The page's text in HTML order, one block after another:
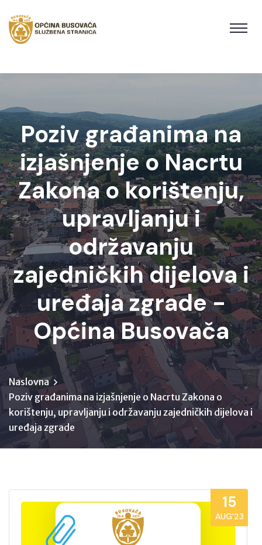
Poziv građanima na
izjašnjenje o Nacrtu
Zakona o korištenju,
upravljanju i
održavanju
zajedničkih dijelova i
uređaja zgrade -
Općina Busovača
Naslovna
Poziv građanima na izjašnjenje o Nacrtu Zakona o
korištenju, upravljanju i održavanju zajedničkih dijelova i
uređaja zgrade
15
AUG’23